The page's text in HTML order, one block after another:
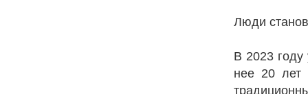
Люди
В 2023
нее 20 лет